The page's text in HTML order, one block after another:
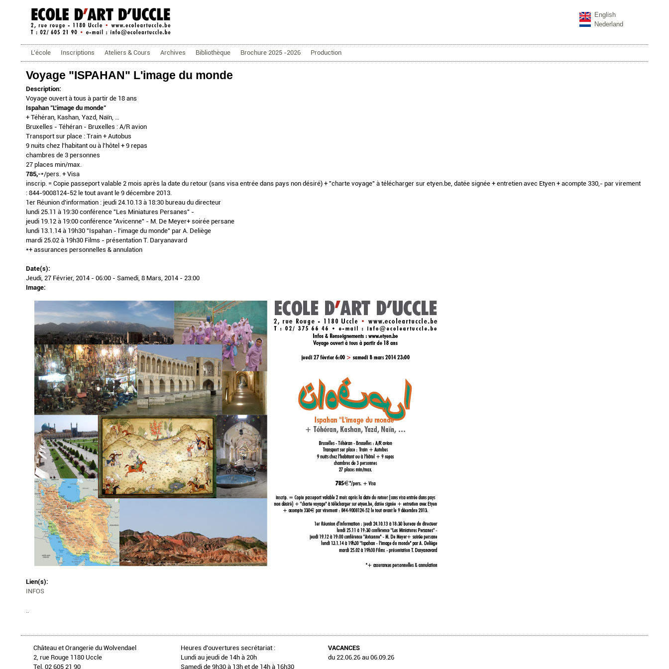
ecoleartuccle.be
English
Nederland
Menu principal
L'école Inscriptions Ateliers & Cours Archives Bibliothèque Brochure 2025 -2026 Production
Voyage "ISPAHAN" L'image du monde
Description:
Voyage ouvert à tous à partir de 18 ans
Ispahan "L'image du monde"
+ Téhéran, Kashan, Yazd, Naïn, …
Bruxelles - Téhéran - Bruxelles : A/R avion
Transport sur place : Train + Autobus
9 nuits chez l'habitant ou à l'hôtel + 9 repas
chambres de 3 personnes
27 places min/max.
785,-*/pers. + Visa
inscrip. = Copie passeport valable 2 mois après la date du retour (sans visa entrée dans pays non désiré) + "charte voyage" à télécharger sur etyen.be, datée signée + entretien avec Etyen + acompte 330,- par virement
: 844-9008124-52 le tout avant le 9 décembre 2013.
1er Réunion d’information : jeudi 24.10.13 à 18:30 bureau du directeur
lundi 25.11 à 19:30 conférence "Les Miniatures Persanes" -
jeudi 19.12 à 19:00 conférence "Avicenne" - M. De Meyer+ soirée persane
lundi 13.1.14 à 19h30 "Ispahan - l'image du monde" par A. Deliège
mardi 25.02 à 19h30 Films - présentation T. Daryanavard
*+ assurances personnelles & annulation
Date(s):
Jeudi, 27 Février, 2014 - 06:00 - Samedi, 8 Mars, 2014 - 23:00
Image:
Lien(s):
INFOS
..
Château et Orangerie du Wolvendael
2, rue Rouge 1180 Uccle
Tel. 02 605 21 90
Heures d'ouvertures secrétariat :
Lundi au jeudi de 14h à 20h
Samedi de 9h30 à 13h et de 14h à 16h30
VACANCES
du 22.06.26 au 06.09.26